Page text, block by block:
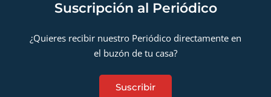
Suscripción al Periódico
¿Quieres recibir nuestro Periódico directamente en
el buzón de tu casa?
Suscribir